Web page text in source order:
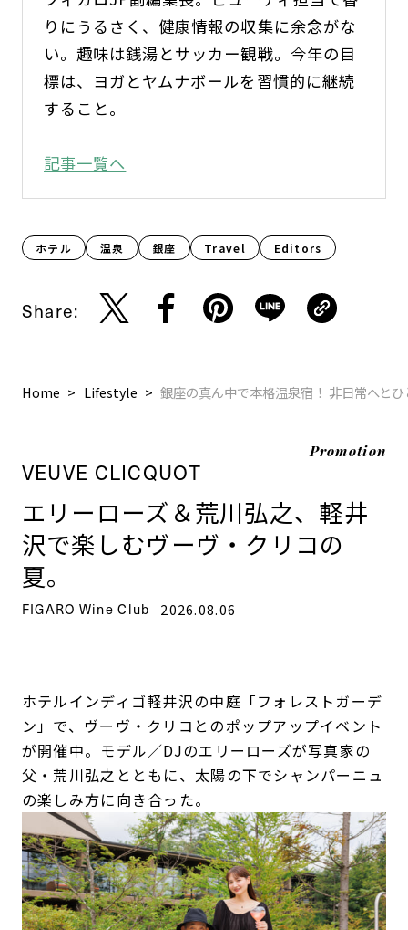
りにうるさく、健康情報の収集に余念がな
い。趣味は銭湯とサッカー観戦。今年の目
標は、ヨガとヤムナボールを習慣的に継続
すること。
記事一覧へ
ホテル 温泉 銀座 Travel Editors
Share:
Home Lifestyle 銀座の真ん中で本格温泉宿！ 非日常へと
Promotion
VEUVE CLICQUOT
エリーローズ＆荒川弘之、軽井
沢で楽しむヴーヴ・クリコの
夏。
FIGARO Wine Club 2026.08.06
ホテルインディゴ軽井沢の中庭「フォレストガーデ
ン」で、ヴーヴ・クリコとのポップアップイベント
が開催中。モデル／DJのエリーローズが写真家の
父・荒川弘之とともに、太陽の下でシャンパーニュ
の楽しみ方に向き合った。